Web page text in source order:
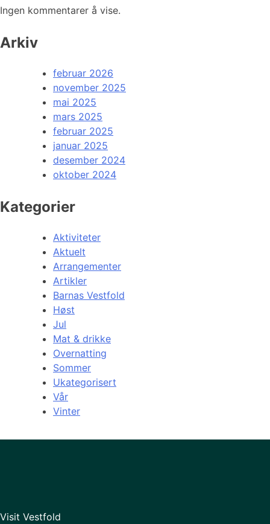
Ingen kommentarer å vise.
Arkiv
februar 2026
november 2025
mai 2025
mars 2025
februar 2025
januar 2025
desember 2024
oktober 2024
Kategorier
Aktiviteter
Aktuelt
Arrangementer
Artikler
Barnas Vestfold
Høst
Jul
Mat & drikke
Overnatting
Sommer
Ukategorisert
Vår
Vinter
Visit Vestfold